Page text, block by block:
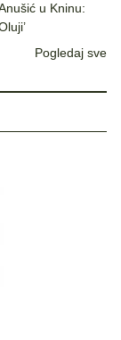
u Kninu:
Pogledaj sve